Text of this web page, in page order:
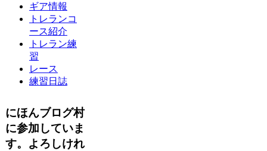
ギア情報
トレランコ
ース紹介
トレラン練
習
レース
練習日誌
にほんブログ村
に参加していま
す。よろしけれ